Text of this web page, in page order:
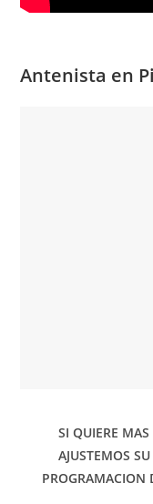
Antenista en
SI QUIERE
AJUSTEMOS
PROGRAMACION